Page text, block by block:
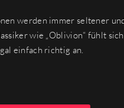
werden immer seltener
wie „Oblivion“ fühlt
einfach richtig an.